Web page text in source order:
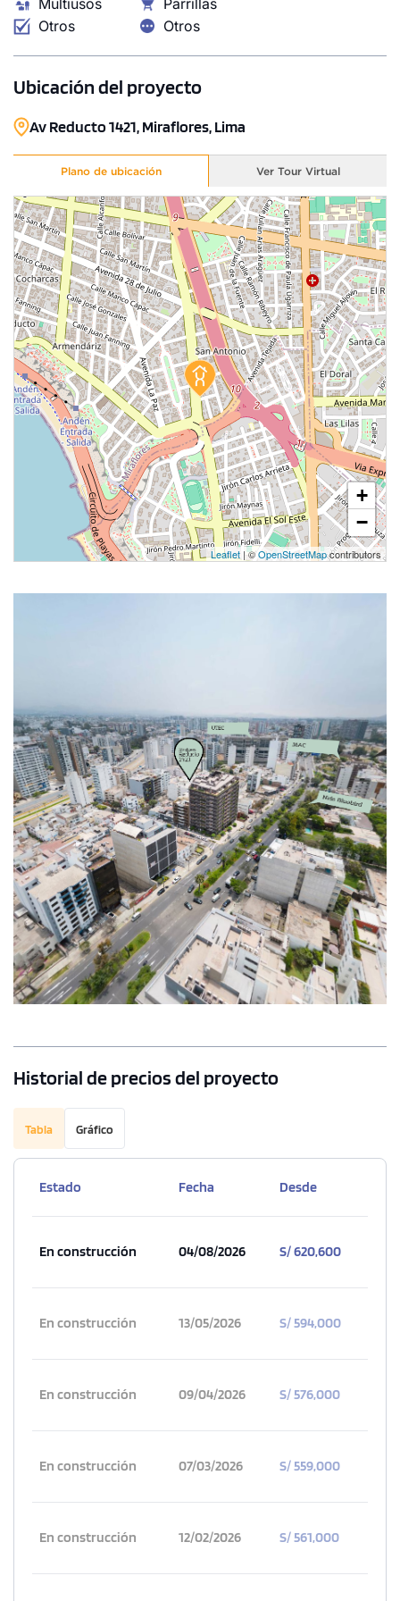
1 unidad disponible
S/ 1,422,000
Modelo DUPLEX 1201
174.69 m² Piso 12
3 dorms. 3 baños
COTIZAR AHORA
Desde
3 dorms. 3 baños
COTIZAR AHORA
S/ 1,367,000
152.00 m²
3 dorms. 3 baños
Otros
Otros
Ubicación del proyecto
Av Reducto 1421, Miraflores, Lima
Plano de ubicación Ver Tour Virtual
+
−
Leaflet | ©OpenStreetMapcontributors
Historial de precios del proyecto
Tabla Gráfico
Estado Fecha Desde
En construcción 04/08/2026 S/ 620,600
En construcción 13/05/2026 S/ 594,000
En construcción 09/04/2026 S/ 576,000
En construcción 07/03/2026 S/ 559,000
En construcción 12/02/2026 S/ 561,000